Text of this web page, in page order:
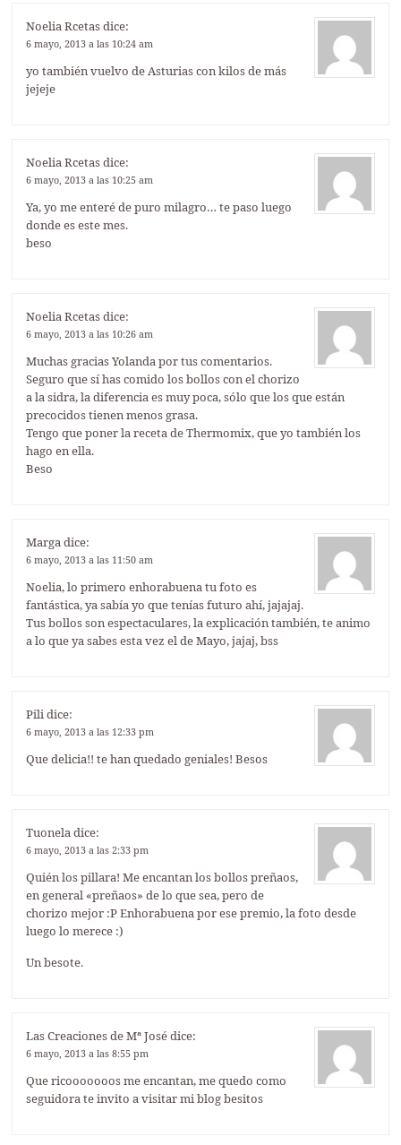
Noelia Rcetasdice:
6 mayo, 2013 a las 10:24 am
yo también vuelvo de Asturias con kilos de más
jejeje
Noelia Rcetasdice:
6 mayo, 2013 a las 10:25 am
Ya, yo me enteré de puro milagro… te paso luego
donde es este mes.
beso
Noelia Rcetasdice:
6 mayo, 2013 a las 10:26 am
Muchas gracias Yolanda por tus comentarios.
Seguro que sí has comido los bollos con el chorizo
a la sidra, la diferencia es muy poca, sólo que los que están
precocidos tienen menos grasa.
Tengo que poner la receta de Thermomix, que yo también los
hago en ella.
Beso
Marga dice:
6 mayo, 2013 a las 11:50 am
Noelia, lo primero enhorabuena tu foto es
fantástica, ya sabía yo que tenías futuro ahí, jajajaj.
Tus bollos son espectaculares, la explicación también, te animo
a lo que ya sabes esta vez el de Mayo, jajaj, bss
Pili dice:
6 mayo, 2013 a las 12:33 pm
Que delicia!! te han quedado geniales! Besos
Tuonela dice:
6 mayo, 2013 a las 2:33 pm
Quién los pillara! Me encantan los bollos preñaos,
en general «preñaos» de lo que sea, pero de
chorizo mejor :P Enhorabuena por ese premio, la foto desde
luego lo merece :)
Un besote.
Las Creaciones de Mª Josédice:
6 mayo, 2013 a las 8:55 pm
Que ricooooooos me encantan, me quedo como
seguidora te invito a visitar mi blog besitos